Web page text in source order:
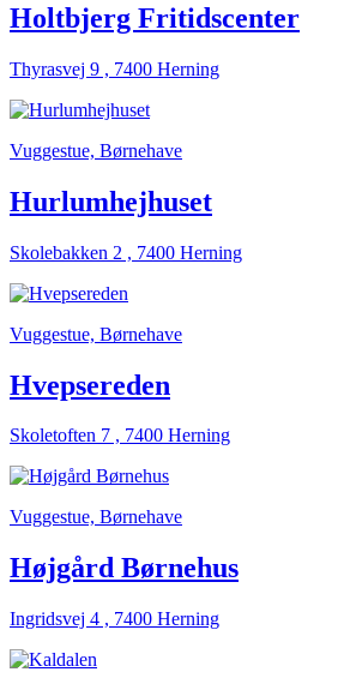
Holtbjerg Fritidscenter
Thyrasvej 9 , 7400 Herning
Vuggestue, Børnehave
Hurlumhejhuset
Skolebakken 2 , 7400 Herning
Vuggestue, Børnehave
Hvepsereden
Skoletoften 7 , 7400 Herning
Vuggestue, Børnehave
Højgård Børnehus
Ingridsvej 4 , 7400 Herning